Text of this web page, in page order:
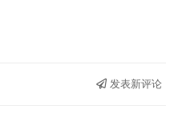
发表新评论